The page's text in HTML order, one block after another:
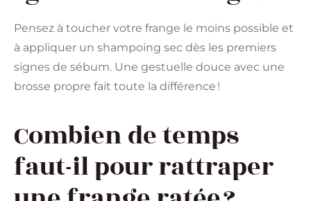
Pensez à toucher votre frange le moins possible et
à appliquer un shampoing sec dès les premiers
signes de sébum. Une gestuelle douce avec une
brosse propre fait toute la différence !
Combien de temps
faut-il pour rattraper